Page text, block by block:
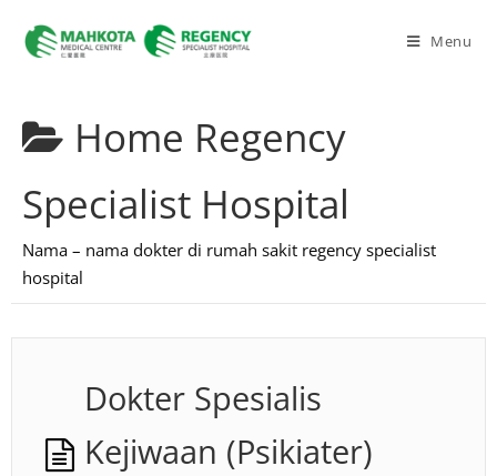
Menu
Home Regency
Specialist Hospital
Nama – nama dokter di rumah sakit regency specialist
hospital
Dokter Spesialis
Kejiwaan (Psikiater)